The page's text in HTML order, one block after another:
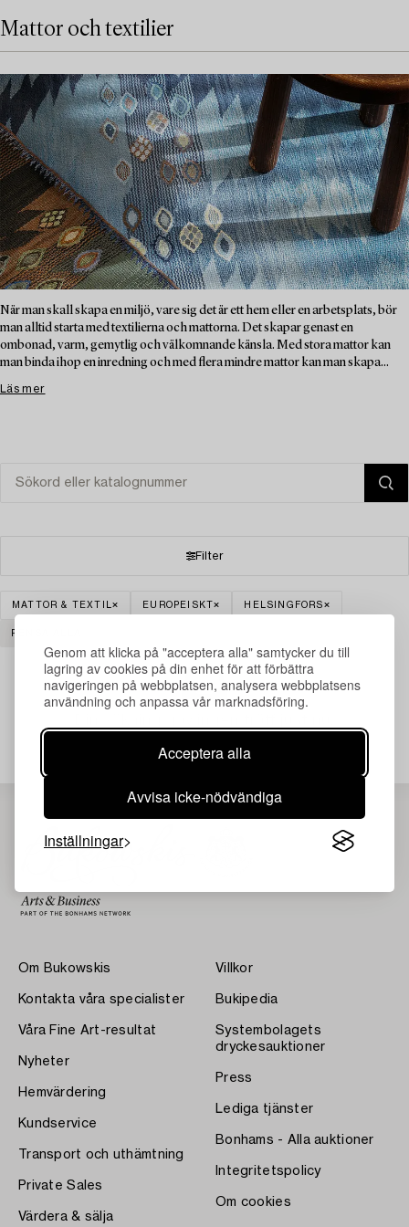
Genom att klicka på "acceptera alla" samtycker du till
lagring av cookies på din enhet för att förbättra
navigeringen på webbplatsen, analysera webbplatsens
användning och anpassa vår marknadsföring.
Acceptera alla
Avvisa icke-nödvändiga
Inställningar
Mattor och textilier
När man skall skapa en miljö, vare sig det är ett hem eller en arbetsplats, bör
man alltid starta med textilierna och mattorna. Det skapar genast en
ombonad, varm, gemytlig och välkomnande känsla. Med stora mattor kan
man binda ihop en inredning och med flera mindre mattor kan man skapa...
Läs mer
Filter
MATTOR & TEXTIL EUROPEISKT HELSINGFORS
RENSA ALLA
Om Bukowskis
Kontakta våra specialister
Våra Fine Art-resultat
Nyheter
Hemvärdering
Kundservice
Transport och uthämtning
Private Sales
Värdera & sälja
Villkor
Bukipedia
Systembolagets
dryckesauktioner
Press
Lediga tjänster
Bonhams - Alla auktioner
Integritetspolicy
Om cookies